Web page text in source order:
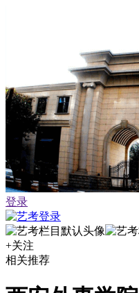
登录
+关注
相关推荐